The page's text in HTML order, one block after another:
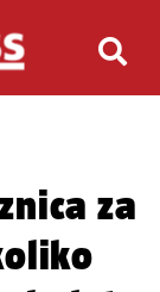
za